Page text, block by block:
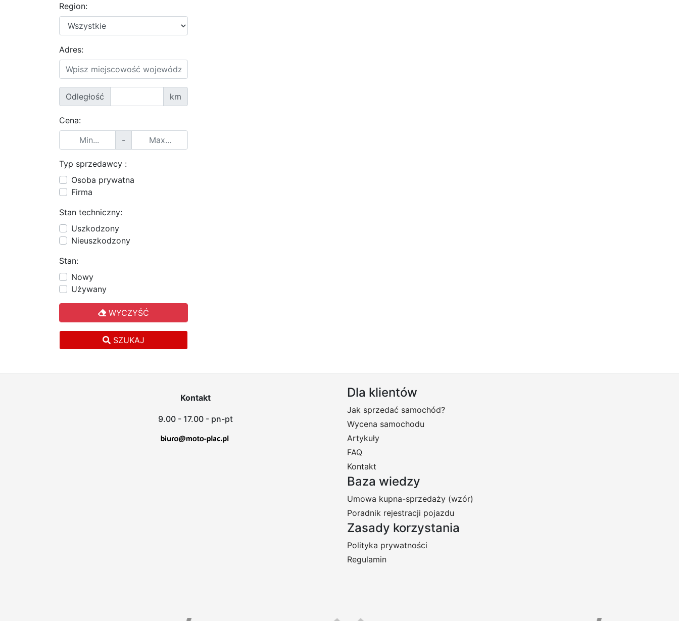
Region:
Adres:
Odległość km
Cena:
-
Typ sprzedawcy :
Osoba prywatna
Firma
Stan techniczny:
Uszkodzony
Nieuszkodzony
Stan:
Nowy
Używany
WYCZYŚĆ
SZUKAJ
Kontakt
9.00 - 17.00 - pn-pt
Dla klientów
Jak sprzedać samochód?
Wycena samochodu
Artykuły
FAQ
Kontakt
Baza wiedzy
Umowa kupna-sprzedaży (wzór)
Poradnik rejestracji pojazdu
Zasady korzystania
Polityka prywatności
Regulamin